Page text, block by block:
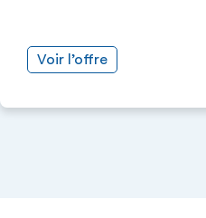
Voir l’offre